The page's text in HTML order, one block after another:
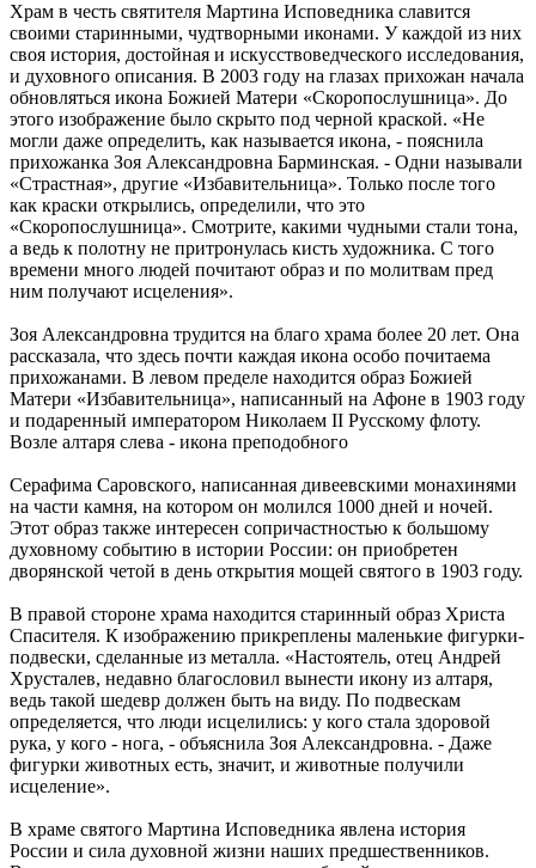
Храм в честь святителя Мартина Исповедника славится
своими старинными, чудтворными иконами. У каждой из них
своя история, достойная и искусствоведческого исследования,
и духовного описания. В 2003 году на глазах прихожан начала
обновляться икона Божией Матери «Скоропослушница». До
этого изображение было скрыто под черной краской. «Не
могли даже определить, как называется икона, - пояснила
прихожанка Зоя Александровна Барминская. - Одни называли
«Страстная», другие «Избавительница». Только после того
как краски открылись, определили, что это
«Скоропослушница». Смотрите, какими чудными стали тона,
а ведь к полотну не притронулась кисть художника. С того
времени много людей почитают образ и по молитвам пред
ним получают исцеления».
Зоя Александровна трудится на благо храма более 20 лет. Она
рассказала, что здесь почти каждая икона особо почитаема
прихожанами. В левом пределе находится образ Божией
Матери «Избавительница», написанный на Афоне в 1903 году
и подаренный императором Николаем II Русскому флоту.
Возле алтаря слева - икона преподобного
Серафима Саровского, написанная дивеевскими монахинями
на части камня, на котором он молился 1000 дней и ночей.
Этот образ также интересен сопричастностью к большому
духовному событию в истории России: он приобретен
дворянской четой в день открытия мощей святого в 1903 году.
В правой стороне храма находится старинный образ Христа
Спасителя. К изображению прикреплены маленькие фигурки-
подвески, сделанные из металла. «Настоятель, отец Андрей
Хрусталев, недавно благословил вынести икону из алтаря,
ведь такой шедевр должен быть на виду. По подвескам
определяется, что люди исцелились: у кого стала здоровой
рука, у кого - нога, - объяснила Зоя Александровна. - Даже
фигурки животных есть, значит, и животные получили
исцеление».
В храме святого Мартина Исповедника явлена история
России и сила духовной жизни наших предшественников.